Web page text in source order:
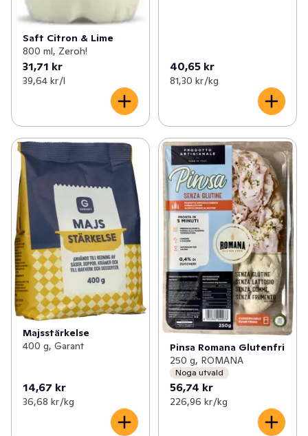
Saft Citron & Lime
800 ml, Zeroh!
31,71 kr
39,64 kr /l
40,65 kr
81,30 kr /kg
Majsstärkelse
400 g, Garant
14,67 kr
36,68 kr /kg
Pinsa Romana Glutenfri
250 g, ROMANA
Noga utvald
56,74 kr
226,96 kr /kg